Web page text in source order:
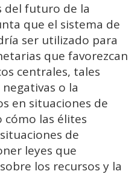
del futuro de la
que el sistema de
ser utilizado para
que favorezcan
centrales, tales
o la
en situaciones de
cómo las élites
de
leyes que
los recursos y la